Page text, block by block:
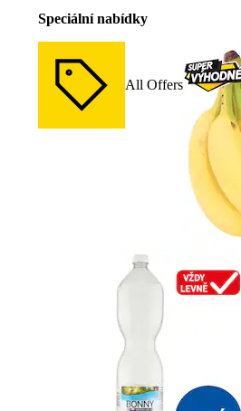
Speciální nabídky
All Offers